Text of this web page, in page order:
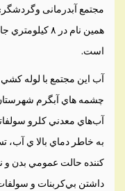
مجتمع آبدرمانی
همين نام در ۸
است.
آب اين مجتمع با لوله کشي
چشمه هاي آبگرم
آب‌هاي معدني کلرو
به خاطر دماي بالا ي آب،
کننده حالت عمومي بدن و
داشتن بي‌کربنات و